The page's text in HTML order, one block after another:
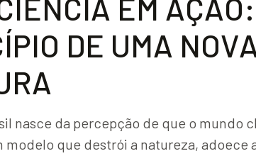
ÊN C A EM AÇÃO:
ÍPIO DE UMA NOV
RA
nasce da percepção de que o mundo
modelo que destrói a natureza, adoece